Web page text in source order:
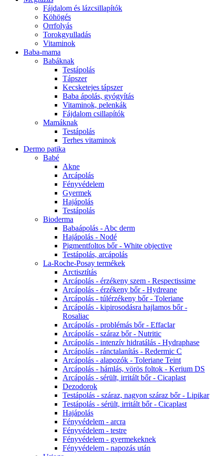
Fájdalom és lázcsillapítók
Köhögés
Orrfolyás
Torokgyulladás
Vitaminok
Baba-mama
Babáknak
Testápolás
Tápszer
Kecsketejes tápszer
Baba ápolás, gyógyítás
Vitaminok, pelenkák
Fájdalom csillapítók
Mamáknak
Testápolás
Terhes vitaminok
Dermo patika
Babé
Akne
Arcápolás
Fényvédelem
Gyermek
Hajápolás
Testápolás
Bioderma
Babaápolás - Abc derm
Hajápolás - Nodé
Pigmentfoltos bőr - White objective
Testápolás, arcápolás
La-Roche-Posay termékek
Arctisztítás
Arcápolás - érzékeny szem - Respectissime
Arcápolás - érzékeny bőr - Hydreane
Arcápolás - túlérzékeny bőr - Toleriane
Arcápolás - kipirosodásra hajlamos bőr -
Rosaliac
Arcápolás - problémás bőr - Effaclar
Arcápolás - száraz bőr - Nutritic
Arcápolás - intenzív hidratálás - Hydraphase
Arcápolás - ránctalanítás - Redermic C
Arcápolás - alapozók - Toleriane Teint
Arcápolás - hámlás, vörös foltok - Kerium DS
Arcápolás - sérült, irritált bőr - Cicaplast
Dezodorok
Testápolás - száraz, nagyon száraz bőr - Lipikar
Testápolás - sérült, irritált bőr - Cicaplast
Hajápolás
Fényvédelem - arcra
Fényvédelem - testre
Fényvédelem - gyermekeknek
Fényvédelem - napozás után